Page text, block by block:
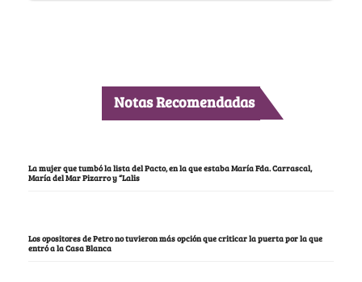
Notas Recomendadas
La mujer que tumbó la lista del Pacto, en la que estaba María Fda. Carrascal,
María del Mar Pizarro y “Lalis
Los opositores de Petro no tuvieron más opción que criticar la puerta por la que
entró a la Casa Blanca